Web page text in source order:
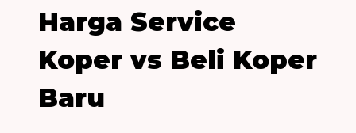
Harga Service
Koper vs Beli Koper
Baru